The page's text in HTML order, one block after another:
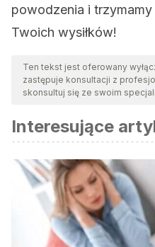
powodzenia i
Twoich wysiłków!
Ten tekst jest oferowany
zastępuje konsultacji z
skonsultuj się ze swoim
Interesujące